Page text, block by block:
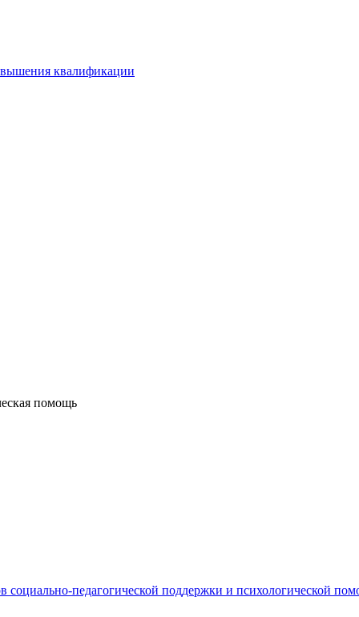
квалификации
помощь
педагогической поддержки и психологической